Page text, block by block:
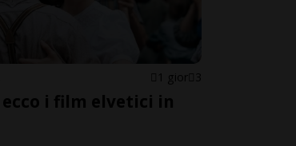
1 gior 3
ecco i film elvetici in